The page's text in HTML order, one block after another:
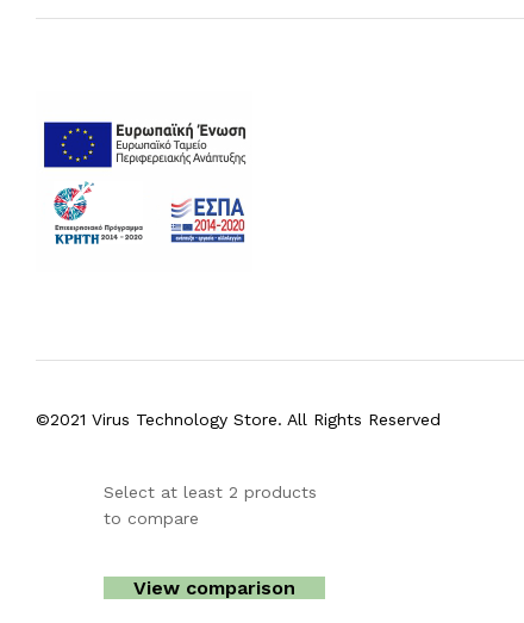
©2021 Virus Technology Store. All Rights Reserved
Select at least 2 products
to compare
View comparison